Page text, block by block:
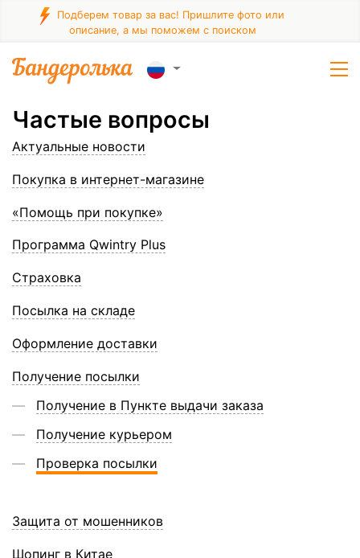
Подберем товар за вас! Пришлите фото или
описание, а мы поможем с поиском
Частые вопросы
Актуальные новости
Покупка в интернет-магазине
«Помощь при покупке»
Программа Qwintry Plus
Страховка
Посылка на складе
Оформление доставки
Получение посылки
Получение в Пункте выдачи заказа
Получение курьером
Проверка посылки
Защита от мошенников
Шопинг в Китае